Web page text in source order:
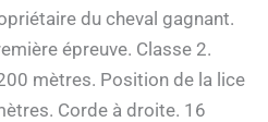
du cheval gagnant.
épreuve. Classe 2.
mètres. Position de la lice
Corde à droite. 16